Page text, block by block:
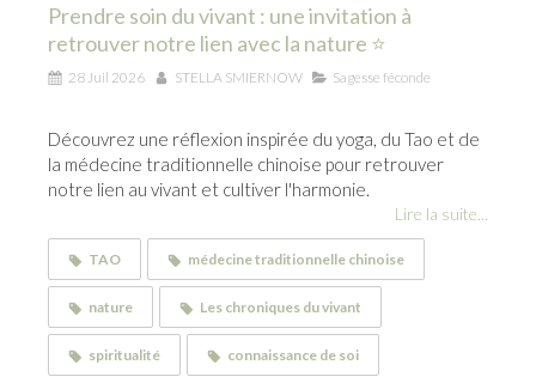
Prendre soin du vivant : une invitation à
retrouver notre lien avec la nature ⭐
28 Juil 2026 STELLA SMIERNOW Sagesse féconde
Découvrez une réflexion inspirée du yoga, du Tao et de
la médecine traditionnelle chinoise pour retrouver
notre lien au vivant et cultiver l'harmonie.
Lire la suite...
TAO médecine traditionnelle chinoise
nature Les chroniques du vivant
spiritualité connaissance de soi